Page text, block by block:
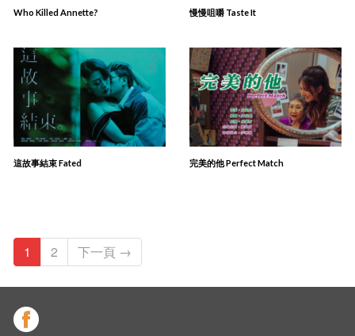
Who Killed Annette? 慢慢咀嚼 Taste It
這故事結束 Fated 完美的他 Perfect Match
1 2 下一頁 →